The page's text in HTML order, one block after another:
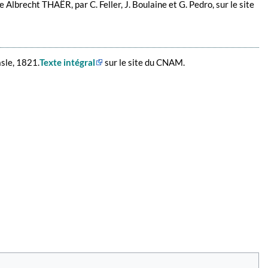
Albrecht THAËR, par C. Feller, J. Boulaine et G. Pedro, sur le site
1821.Texte intégral sur le site du CNAM.